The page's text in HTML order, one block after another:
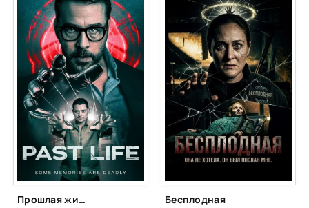
Прошлая жизнь Бесплодная